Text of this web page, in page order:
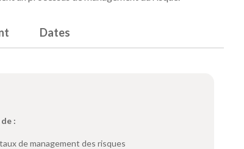
Dates
:
de management des risques